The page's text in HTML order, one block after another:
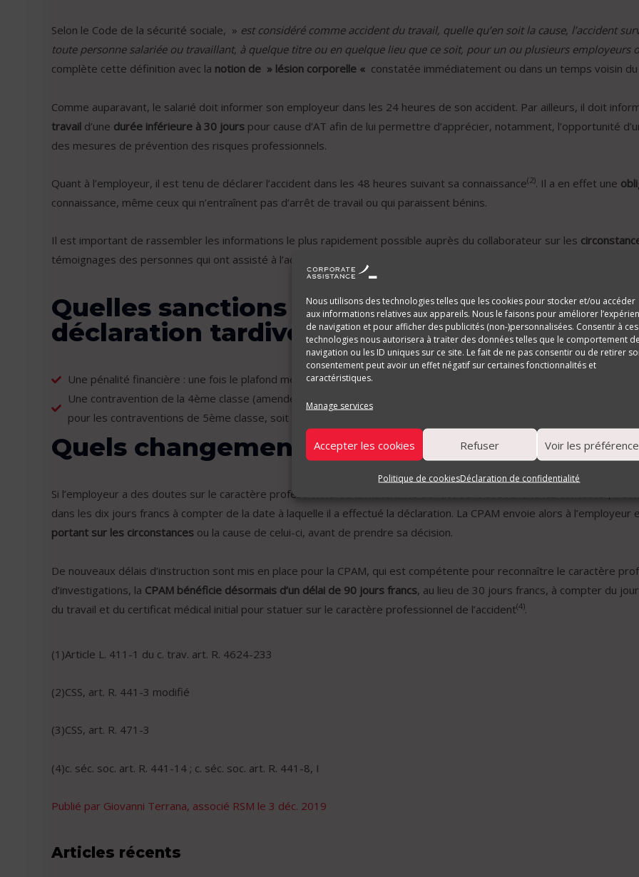
Nous utilisons des technologies telles que les cookies pour stocker et/ou accéder
aux informations relatives aux appareils. Nous le faisons pour améliorer
de navigation et pour afficher des publicités (non-)personnalisées. Consentir à ces
technologies nous autorisera à traiter des données telles que le comportement de
navigation ou les ID uniques sur ce site. Le fait de ne pas consentir ou de retirer
consentement peut avoir un effet négatif sur certaines fonctionnalités et
caractéristiques.
Manage services
Accepter les cookies Refuser Voir les
Politique de cookiesDéclaration de confidentialité
Selon le Code de la sécurité sociale, » est considéré comme accident du travail, quelle qu’en soit la cause, l’accident
toute personne salariée ou travaillant, à quelque titre ou en quelque lieu que ce soit, pour un ou plusieurs employeurs
complète cette définition avec la notion de » lésion corporelle « constatée immédiatement ou dans un temps voisin
Comme auparavant, le salarié doit informer son employeur dans les 24 heures de son accident. Par ailleurs, il doit
travail d’une durée inférieure à 30 jours pour cause d’AT afin de lui permettre d’apprécier, notamment, l’opportunité
des mesures de prévention des risques professionnels.
Quant à l’employeur, il est tenu de déclarer l’accident dans les 48 heures suivant sa connaissance(2). Il a en effet une
connaissance, même ceux qui n’entraînent pas d’arrêt de travail ou qui paraissent bénins.
Il est important de rassembler les informations le plus rapidement possible auprès du collaborateur sur les
témoignages des personnes qui ont assisté à l’accident.
Quelles sanctions encourues à défaut de
déclaration tardive) ?
Une pénalité financière : une fois le plafond mensuel de sécurité sociale, soit 3 377 euros en 2019 ;
Une contravention de la 4ème classe (amende de 750 euros maximum). En cas de récidive dans l’année,
pour les contraventions de 5ème classe, soit 1500 euros(3);
Quels changements au 1er décembre 2019 ?
Si l’employeur a des doutes sur le caractère professionnel ou la matérialité de l’accident et souhaite les contester, il
dans les dix jours francs à compter de la date à laquelle il a effectué la déclaration. La CPAM envoie alors à l’employeur
portant sur les circonstances ou la cause de celui-ci, avant de prendre sa décision.
De nouveaux délais d’instruction sont mis en place pour la CPAM, qui est compétente pour reconnaître le caractère
d’investigations, la CPAM bénéficie désormais d’un délai de 90 jours francs, au lieu de 30 jours francs, à compter du
du travail et du certificat médical initial pour statuer sur le caractère professionnel de l’accident(4).
(1)Article L. 411-1 du c. trav. art. R. 4624-233
(2)CSS, art. R. 441-3 modifié
(3)CSS, art. R. 471-3
(4)c. séc. soc. art. R. 441-14 ; c. séc. soc. art. R. 441-8, I
Publié par Giovanni Terrana, associé RSM le 3 déc. 2019
Articles récents